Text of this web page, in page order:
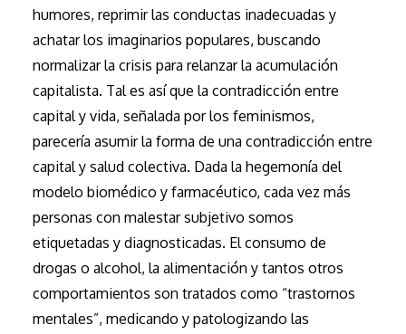
humores, reprimir las conductas inadecuadas y
achatar los imaginarios populares, buscando
normalizar la crisis para relanzar la acumulación
capitalista. Tal es así que la contradicción entre
capital y vida, señalada por los feminismos,
parecería asumir la forma de una contradicción entre
capital y salud colectiva. Dada la hegemonía del
modelo biomédico y farmacéutico, cada vez más
personas con malestar subjetivo somos
etiquetadas y diagnosticadas. El consumo de
drogas o alcohol, la alimentación y tantos otros
comportamientos son tratados como “trastornos
mentales”, medicando y patologizando las